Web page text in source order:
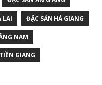
LAI ĐẶC SẢN HÀ GIANG
NAM
GIANG